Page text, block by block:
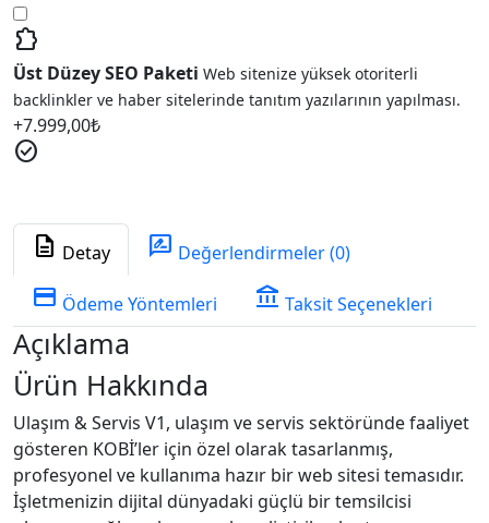
extension
Üst Düzey SEO Paketi Web sitenize yüksek otoriterli
backlinkler ve haber sitelerinde tanıtım yazılarının yapılması.
+7.999,00₺
check_circle
description Detay rate_review Değerlendirmeler (0)
credit_card Ödeme Yöntemleri account_balance Taksit Seçenekleri
Açıklama
Ürün Hakkında
Ulaşım & Servis V1, ulaşım ve servis sektöründe faaliyet
gösteren KOBİ’ler için özel olarak tasarlanmış,
profesyonel ve kullanıma hazır bir web sitesi temasıdır.
İşletmenizin dijital dünyadaki güçlü bir temsilcisi